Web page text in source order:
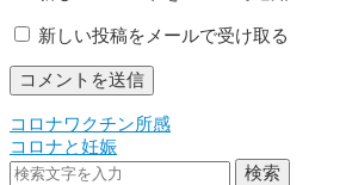
新しい投稿をメールで受け取る
投
稿
コロナワクチン所感
コロナと妊娠
検索